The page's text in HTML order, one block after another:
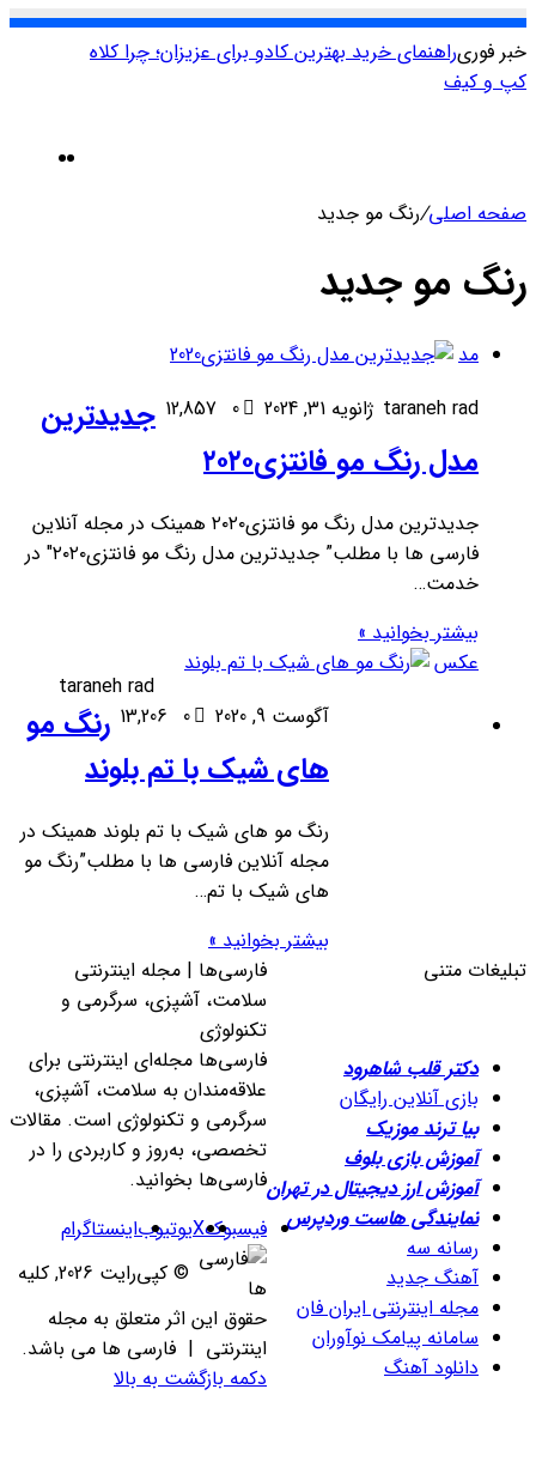
خبر فوریراهنمای خرید بهترین کادو برای عزیزان؛ چرا کلاه
کپ و کیف
صفحه اصلی/رنگ مو جدید
رنگ مو جدید
مد
taraneh rad ژانویه 31, 2024 0
جدیدترین
مدل رنگ مو فانتزی۲۰۲۰
جدیدترین مدل رنگ مو فانتزی۲۰۲۰ همینک در مجله آنلاین
فارسی ها با مطلب” جدیدترین مدل رنگ مو فانتزی۲۰۲۰″ در
خدمت…
بیشتر بخوانید »
عکس
taraneh rad
آگوست 9, 2020
0
رنگ مو
های شیک با تم بلوند
رنگ مو های شیک با تم بلوند همینک در
مجله آنلاین فارسی ها با مطلب”رنگ مو
های شیک با تم…
بیشتر بخوانید »
تبلیغات متنی
دکتر قلب شاهرود
بازی آنلاین رایگان
بیا ترند موزیک
آموزش بازی بلوف
آموزش ارز دیجیتال در تهران
نمایندگی هاست وردپرس
رسانه سه
آهنگ جدید
مجله اینترنتی ایران فان
سامانه پیامک نوآوران
دانلود آهنگ
فارسی‌ها | مجله اینترنتی
سلامت، آشپزی، سرگرمی و
تکنولوژی
فارسی‌ها مجله‌ای اینترنتی برای
علاقه‌مندان به سلامت، آشپزی،
سرگرمی و تکنولوژی است. مقالات
تخصصی، به‌روز و کاربردی را در
فارسی‌ها بخوانید.
فیسبوکXیوتیوباینستاگرام
© کپی‌رایت 2026, کلیه
حقوق این اثر متعلق به مجله
اینترنتی | فارسی ها می باشد.
دکمه بازگشت به بالا